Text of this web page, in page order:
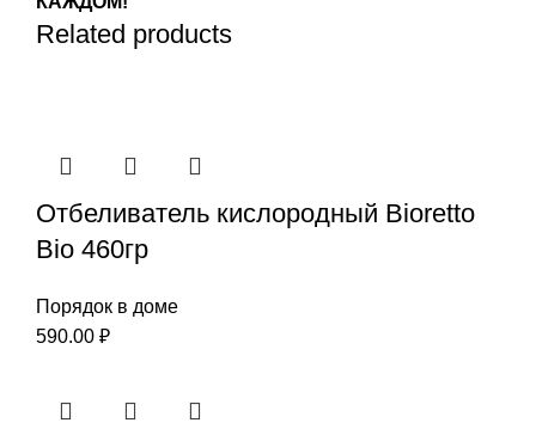
Related products
Отбеливатель кислородный Bioretto
Bio 460гр
Порядок в доме
590.00 ₽